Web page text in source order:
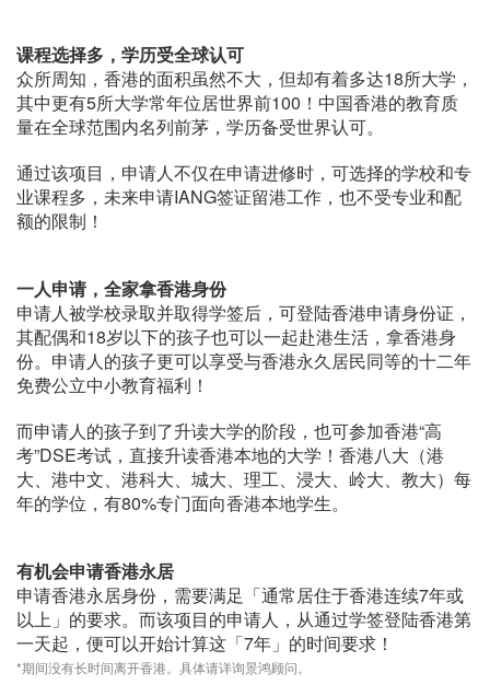
课程选择多，学历受全球认可
众所周知，香港的面积虽然不大，但却有着多达18所大学，
其中更有5所大学常年位居世界前100！中国香港的教育质
量在全球范围内名列前茅，学历备受世界认可。
通过该项目，申请人不仅在申请进修时，可选择的学校和专
业课程多，未来申请IANG签证留港工作，也不受专业和配
额的限制！
一人申请，全家拿香港身份
申请人被学校录取并取得学签后，可登陆香港申请身份证，
其配偶和18岁以下的孩子也可以一起赴港生活，拿香港身
份。申请人的孩子更可以享受与香港永久居民同等的十二年
免费公立中小教育福利！
而申请人的孩子到了升读大学的阶段，也可参加香港“高
考”DSE考试，直接升读香港本地的大学！香港八大（港
大、港中文、港科大、城大、理工、浸大、岭大、教大）每
年的学位，有80%专门面向香港本地学生。
有机会申请香港永居
申请香港永居身份，需要满足「通常居住于香港连续7年或
以上」的要求。而该项目的申请人，从通过学签登陆香港第
一天起，便可以开始计算这「7年」的时间要求！
*期间没有长时间离开香港。具体请详询景鸿顾问。